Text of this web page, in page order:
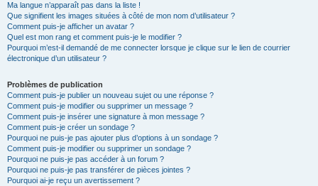
Ma langue n’apparaît pas dans la liste !
Que signifient les images situées à côté de mon nom d’utilisateur ?
Comment puis-je afficher un avatar ?
Quel est mon rang et comment puis-je le modifier ?
Pourquoi m’est-il demandé de me connecter lorsque je clique sur le lien de courrier
électronique d’un utilisateur ?
Problèmes de publication
Comment puis-je publier un nouveau sujet ou une réponse ?
Comment puis-je modifier ou supprimer un message ?
Comment puis-je insérer une signature à mon message ?
Comment puis-je créer un sondage ?
Pourquoi ne puis-je pas ajouter plus d’options à un sondage ?
Comment puis-je modifier ou supprimer un sondage ?
Pourquoi ne puis-je pas accéder à un forum ?
Pourquoi ne puis-je pas transférer de pièces jointes ?
Pourquoi ai-je reçu un avertissement ?